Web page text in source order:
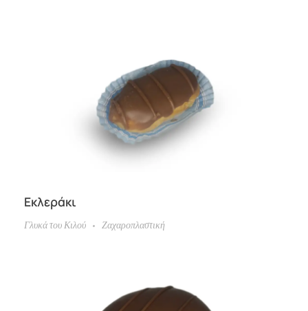
Εκλεράκι
Γλυκά του Κιλού Ζαχαροπλαστική